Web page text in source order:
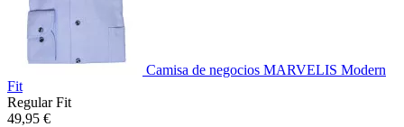
Camisa de negocios MARVELIS Modern
Fit
Regular Fit
49,95 €